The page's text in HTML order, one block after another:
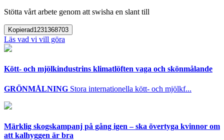
Stötta vårt arbete genom att swisha en slant till
Kopierad1231368703
Läs vad vi vill göra
Kött- och mjölkindustrins klimatlöften vaga och skönmålande
GRÖNMÅLNING Stora internationella kött- och mjölkf...
Märklig skogskampanj på gång igen – ska övertyga kvinnor om
att kalhyggen är bra